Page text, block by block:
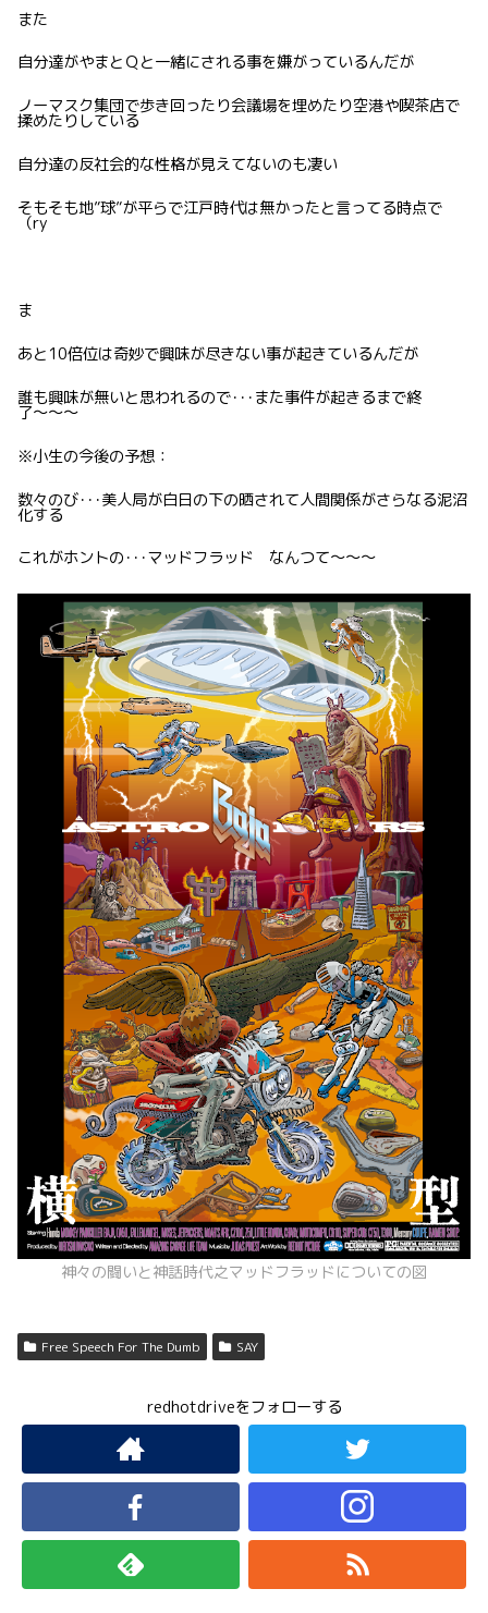
また
自分達がやまとＱと一緒にされる事を嫌がっているんだが
ノーマスク集団で歩き回ったり会議場を埋めたり空港や喫茶店で
揉めたりしている
自分達の反社会的な性格が見えてないのも凄い
そもそも地”球”が平らで江戸時代は無かったと言ってる時点で
（ry
ま
あと10倍位は奇妙で興味が尽きない事が起きているんだが
誰も興味が無いと思われるので･･･また事件が起きるまで終
了〜〜〜
※小生の今後の予想：
数々のび･･･美人局が白日の下の晒されて人間関係がさらなる泥沼
化する
これがホントの･･･マッドフラッド なんつて〜〜〜
神々の闘いと神話時代之マッドフラッドについての図
Free Speech For The Dumb SAY
redhotdriveをフォローする